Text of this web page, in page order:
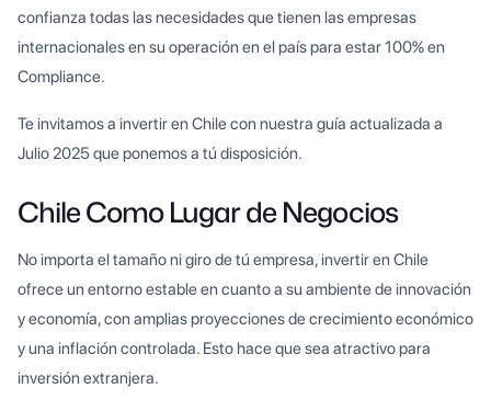
confianza todas las necesidades que tienen las empresas
internacionales en su operación en el país para estar 100% en
Compliance.
Te invitamos a invertir en Chile con nuestra guía actualizada a
Julio 2025 que ponemos a tú disposición.
Chile Como Lugar de Negocios
No importa el tamaño ni giro de tú empresa, invertir en Chile
ofrece un entorno estable en cuanto a su ambiente de innovación
y economía, con amplias proyecciones de crecimiento económico
y una inflación controlada. Esto hace que sea atractivo para
inversión extranjera.